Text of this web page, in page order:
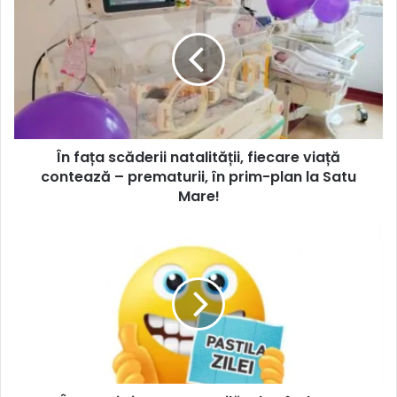
În fața scăderii natalității, fiecare viață
contează – prematurii, în prim-plan la Satu
Mare!